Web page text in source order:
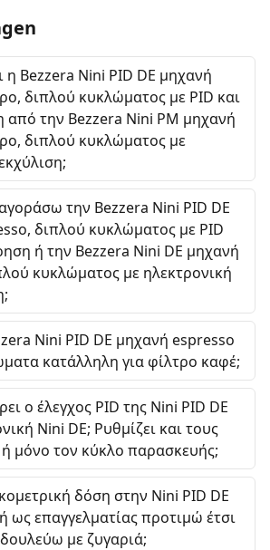
η Bezzera Nini PID DE μηχανή
διπλού κυκλώματος με PID και
από την Bezzera Nini PM μηχανή
διπλού κυκλώματος με
την Bezzera Nini PID DE
διπλού κυκλώματος με PID
ή την Bezzera Nini DE μηχανή
κυκλώματος με ηλεκτρονική
Nini PID DE μηχανή espresso
κατάλληλη για φίλτρο καφέ;
ο έλεγχος PID της Nini PID DE
Nini DE; Ρυθμίζει και τους
μόνο τον κύκλο παρασκευής;
δόση στην Nini PID DE
ως επαγγελματίας προτιμώ έτσι
με ζυγαριά;